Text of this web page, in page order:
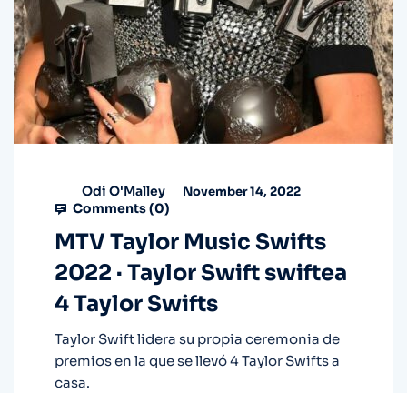
Odi O'Malley November 14, 2022
Comments (0)
MTV Taylor Music Swifts
2022 · Taylor Swift swiftea
4 Taylor Swifts
Taylor Swift lidera su propia ceremonia de
premios en la que se llevó 4 Taylor Swifts a
casa.